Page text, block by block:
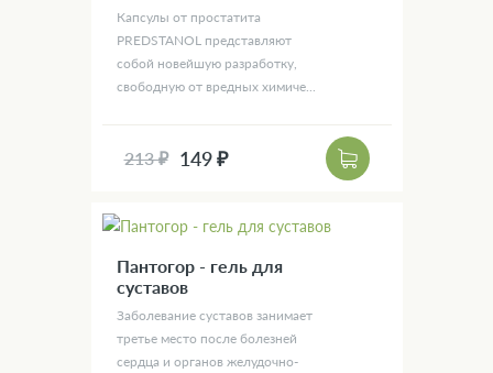
Капсулы от простатита
PREDSTANOL представляют
собой новейшую разработку,
свободную от вредных химиче...
213 ₽ 149 ₽
Пантогор - гель для
суставов
Заболевание суставов занимает
третье место после болезней
сердца и органов желудочно-